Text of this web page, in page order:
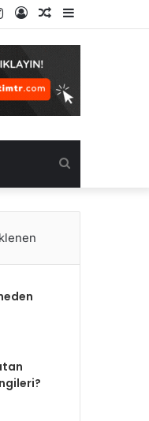
Kenar
Rastgele
Kayıt
Instagram
yap